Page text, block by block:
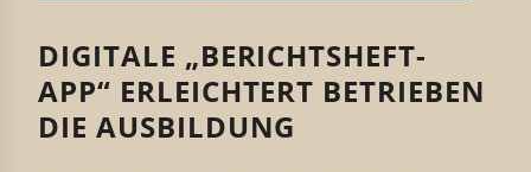
DIGITALE „BERICHTSHEFT-
APP“ ERLEICHTERT BETRIEBEN
DIE AUSBILDUNG